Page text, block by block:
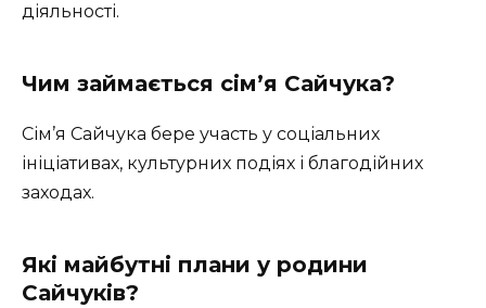
діяльності.
Чим займається сім’я Сайчука?
Сім’я Сайчука бере участь у соціальних
ініціативах, культурних подіях і благодійних
заходах.
Які майбутні плани у родини
Сайчуків?